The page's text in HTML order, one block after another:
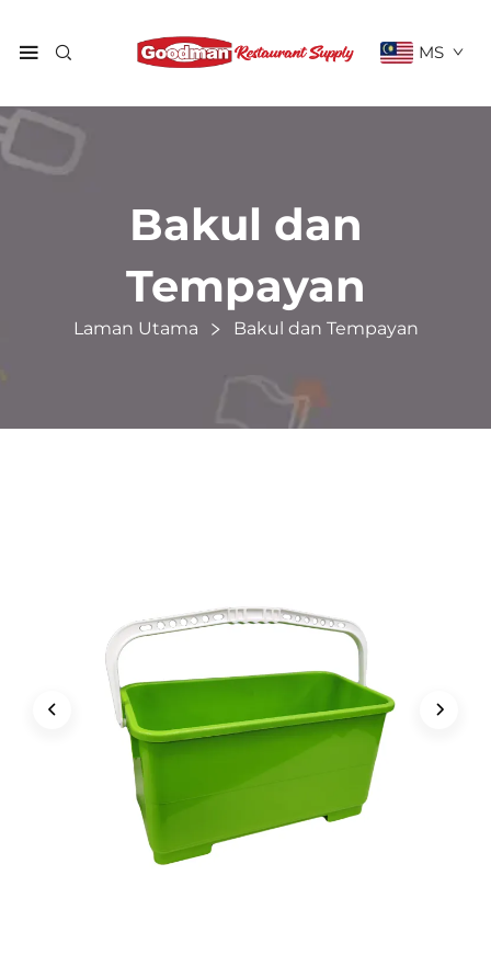
MS
Bakul dan
Tempayan
Laman Utama Bakul dan Tempayan